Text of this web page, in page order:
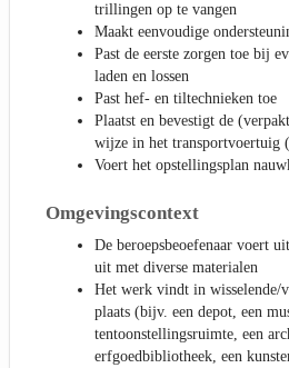
trillingen op te vangen
Maakt eenvoudige
Past de eerste zorgen toe bij
laden en lossen
Past hef- en tiltechnieken toe
Plaatst en bevestigt de
wijze in het transportvoertuig
Voert het opstellingsplan
Omgevingscontext
De beroepsbeoefenaar voert
uit met diverse materialen
Het werk vindt in wisselende/
plaats (bijv. een depot, een
tentoonstellingsruimte, een
erfgoedbibliotheek, een